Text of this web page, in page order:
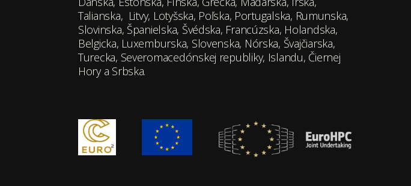
Talianska, Litvy, Lotyšska, Poľska, Portugalska, Rumunska,
Slovinska, Španielska, Švédska, Francúzska, Holandska,
Belgicka, Luxemburska, Slovenska, Nórska, Švajčiarska,
Turecka, Severomacedónskej republiky, Islandu, Čiernej
Hory a Srbska.